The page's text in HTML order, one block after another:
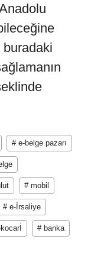
# e-belge pazarı
# mobil
# e-İrsaliye
# banka